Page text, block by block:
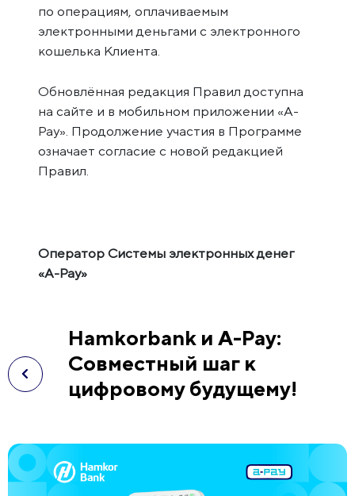
по операциям, оплачиваемым
электронными деньгами с электронного
кошелька Клиента.
Обновлённая редакция Правил доступна
на сайте и в мобильном приложении «A-
Pay». Продолжение участия в Программе
означает согласие с новой редакцией
Правил.
Оператор Системы электронных денег
«A-Pay»
Hamkorbank и A-Pay:
Совместный шаг к
цифровому будущему!